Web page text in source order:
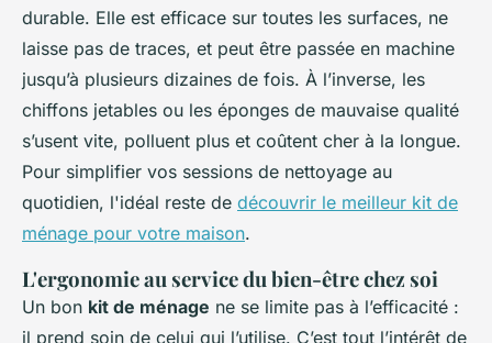
durable. Elle est efficace sur toutes les surfaces, ne
laisse pas de traces, et peut être passée en machine
jusqu’à plusieurs dizaines de fois. À l’inverse, les
chiffons jetables ou les éponges de mauvaise qualité
s’usent vite, polluent plus et coûtent cher à la longue.
Pour simplifier vos sessions de nettoyage au
quotidien, l'idéal reste de découvrir le meilleur kit de
ménage pour votre maison.
L'ergonomie au service du bien-être chez soi
Un bon kit de ménage ne se limite pas à l’efficacité :
il prend soin de celui qui l’utilise. C’est tout l’intérêt de